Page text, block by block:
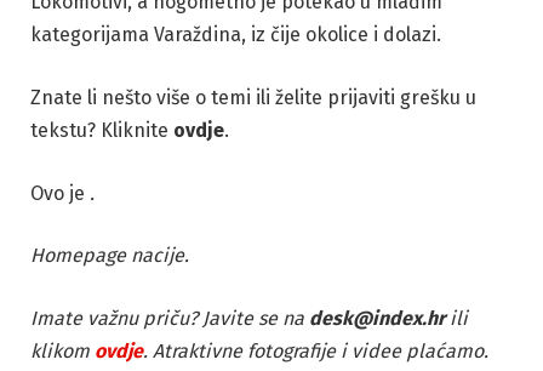
kategorijama Varaždina, iz čije okolice i dolazi.
Znate li nešto više o temi ili želite prijaviti grešku u
tekstu? Kliknite ovdje.
Ovo je .
Homepage nacije.
Imate važnu priču? Javite se na desk@index.hrili
klikom ovdje. Atraktivne fotografije i videe plaćamo.